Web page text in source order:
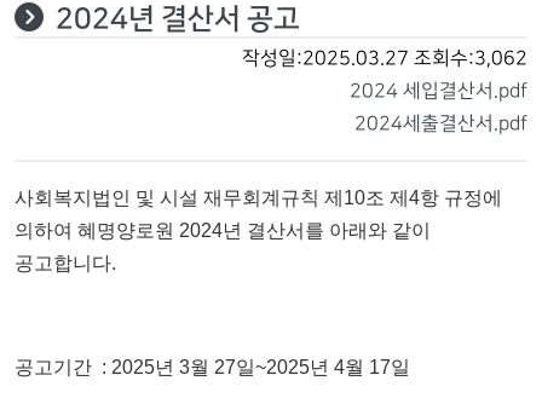
2024년 결산서 공고
작성일:2025.03.27 조회수:3,062
2024 세입결산서.pdf
2024세출결산서.pdf
사회복지법인 및 시설 재무회계규칙 제10조 제4항 규정에
의하여 혜명양로원 2024년 결산서를 아래와 같이
공고합니다.
공고기간 : 2025년 3월 27일~2025년 4월 17일